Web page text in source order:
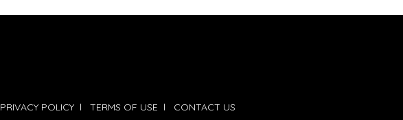
PRIVACY POLICYl TERMS OF USE l CONTACT US